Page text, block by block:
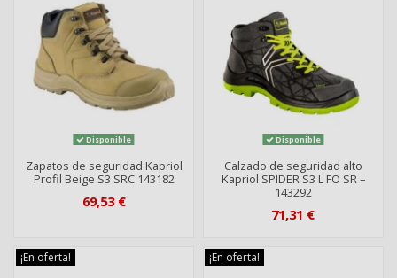
Disponible
Zapatos de seguridad Kapriol
Profil Beige S3 SRC 143182
69,53 €
Disponible
Calzado de seguridad alto
Kapriol SPIDER S3 L FO SR –
143292
71,31 €
¡En oferta! ¡En oferta!